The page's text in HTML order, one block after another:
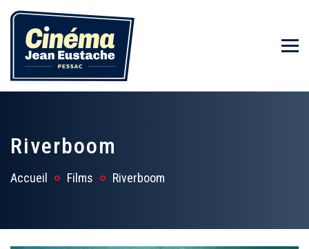
Riverboom
Accueil Films Riverboom